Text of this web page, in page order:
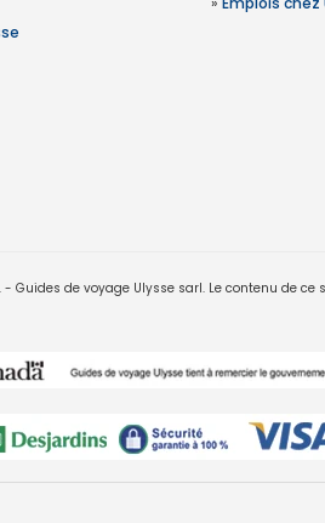
Guides de voyage Ulysse sarl. Le contenu de